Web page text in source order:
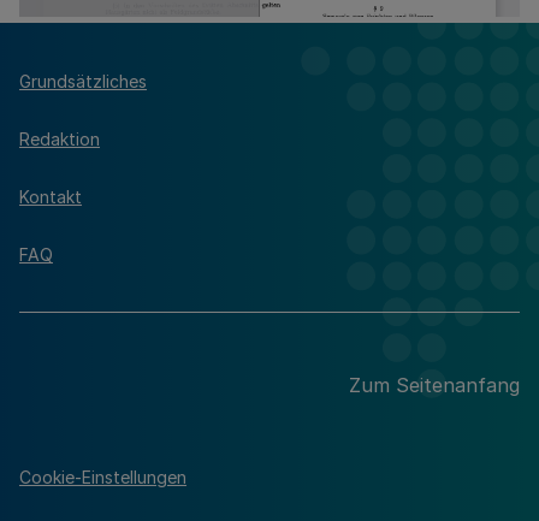
Grundsätzliches
Redaktion
Kontakt
FAQ
Zum Seitenanfang
Cookie-Einstellungen